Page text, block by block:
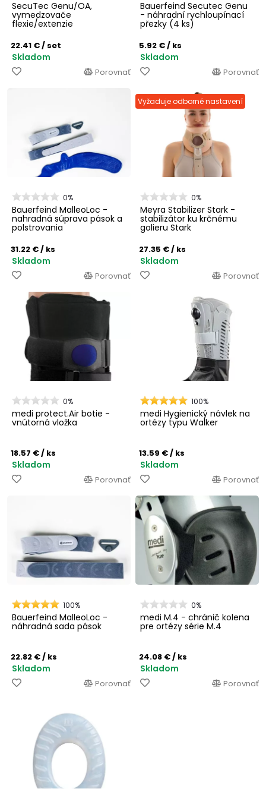
SecuTec Genu/OA,
vymedzovače
flexie/extenzie
22.41 €/ set
Skladom
Porovnať
Bauerfeind Secutec Genu
- náhradní rychloupínací
přezky (4 ks)
5.92 €/ ks
Skladom
Porovnať
0%
Bauerfeind MalleoLoc -
nahradná súprava pások a
polstrovania
31.22 €/ ks
Skladom
Porovnať
Vyžaduje odborné nastavení
0%
Meyra Stabilizer Stark -
stabilizátor ku krčnému
golieru Stark
27.35 €/ ks
Skladom
Porovnať
0%
medi protect.Air botie -
vnútorná vložka
18.57 €/ ks
Skladom
Porovnať
100%
medi Hygienický návlek na
ortézy typu Walker
13.59 €/ ks
Skladom
Porovnať
100%
Bauerfeind MalleoLoc -
náhradná sada pások
22.82 €/ ks
Skladom
Porovnať
0%
medi M.4 - chránič kolena
pre ortézy série M.4
24.08 €/ ks
Skladom
Porovnať